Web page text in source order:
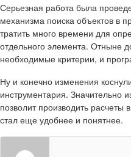
Серьезная работа была
механизма поиска объектов в
тратить много времени для
отдельного элемента. Отныне
необходимые критерии, и
Ну и конечно изменения
инструментария. Значительно
позволит производить
стал еще удобнее и понятнее.